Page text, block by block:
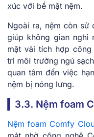
xúc với bề mặt nệm.
Ngoài ra, nệm còn
giúp không gian nghỉ
mặt vải tích hợp
trì môi trường ngủ
quan tâm đến việc
nệm bị nóng lưng.
3.3. Nệm foam
Nệm foam Comfy